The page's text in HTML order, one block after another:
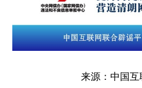
来源：中国